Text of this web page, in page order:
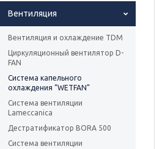
Вентиляция
Вентиляция и охлаждение TDM
Циркуляционный вентилятор D-
FAN
Система капельного
охлаждения “WETFAN”
Система вентиляции
Lameccanica
Дестратификатор BORA 500
Система вентиляции